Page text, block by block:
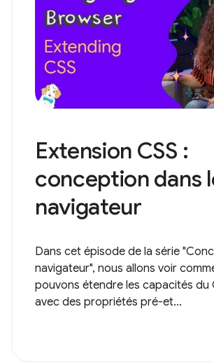
Extension CSS :
conception dans
navigateur
Dans cet épisode de la série
navigateur", nous allons voir
pouvons étendre les capacités du
avec des propriétés pré-et...